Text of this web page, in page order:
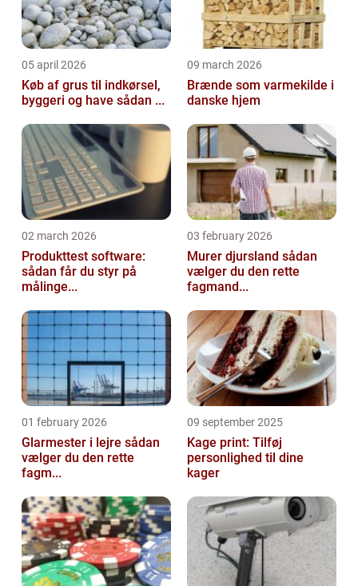
05 april 2026
Køb af grus til indkørsel,
byggeri og have sådan ...
09 march 2026
Brænde som varmekilde i
danske hjem
02 march 2026
Produkttest software:
sådan får du styr på
målinge...
03 february 2026
Murer djursland sådan
vælger du den rette
fagmand...
01 february 2026
Glarmester i lejre sådan
vælger du den rette
fagm...
09 september 2025
Kage print: Tilføj
personlighed til dine
kager